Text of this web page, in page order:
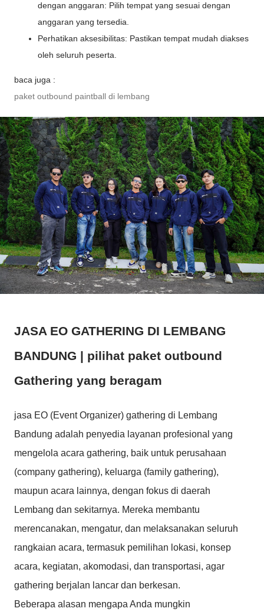
dengan anggaran: Pilih tempat yang sesuai dengan
anggaran yang tersedia.
Perhatikan aksesibilitas: Pastikan tempat mudah diakses
oleh seluruh peserta.
baca juga :
paket outbound paintball di lembang
JASA EO GATHERING DI LEMBANG
BANDUNG | pilihat paket outbound
Gathering yang beragam
jasa EO (Event Organizer) gathering di Lembang
Bandung adalah penyedia layanan profesional yang
mengelola acara gathering, baik untuk perusahaan
(company gathering), keluarga (family gathering),
maupun acara lainnya, dengan fokus di daerah
Lembang dan sekitarnya. Mereka membantu
merencanakan, mengatur, dan melaksanakan seluruh
rangkaian acara, termasuk pemilihan lokasi, konsep
acara, kegiatan, akomodasi, dan transportasi, agar
gathering berjalan lancar dan berkesan.
Beberapa alasan mengapa Anda mungkin